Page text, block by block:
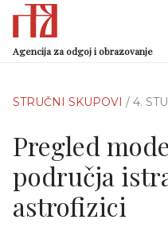
Agencija za odgoj i obrazovanje
STRUČNI SKUPOVI / 4.
Pregled
područja
astrofizici